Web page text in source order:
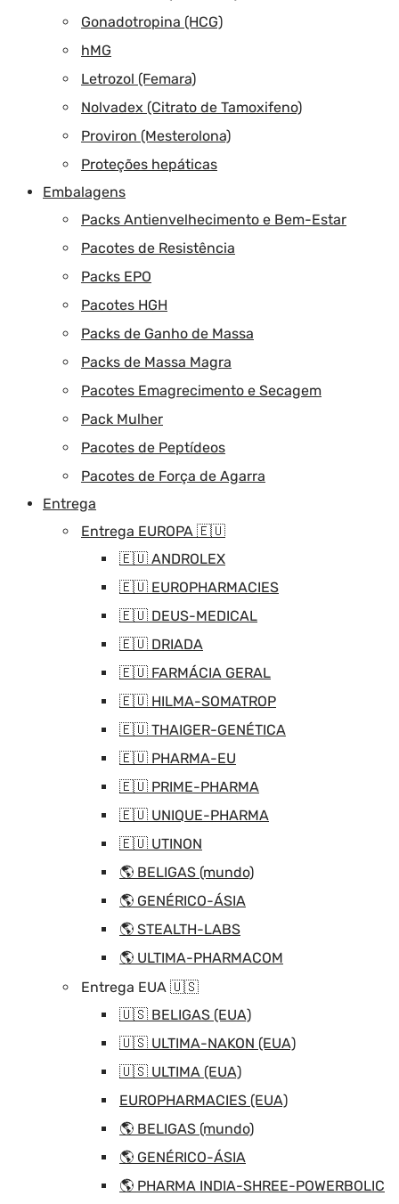
Gonadotropina (HCG)
hMG
Letrozol (Femara)
Nolvadex (Citrato de Tamoxifeno)
Proviron (Mesterolona)
Proteções hepáticas
Embalagens
Packs Antienvelhecimento e Bem-Estar
Pacotes de Resistência
Packs EPO
Pacotes HGH
Packs de Ganho de Massa
Packs de Massa Magra
Pacotes Emagrecimento e Secagem
Pack Mulher
Pacotes de Peptídeos
Pacotes de Força de Agarra
Entrega
Entrega EUROPA 🇪🇺
🇪🇺 ANDROLEX
🇪🇺 EUROPHARMACIES
🇪🇺 DEUS-MEDICAL
🇪🇺 DRIADA
🇪🇺 FARMÁCIA GERAL
🇪🇺 HILMA-SOMATROP
🇪🇺 THAIGER-GENÉTICA
🇪🇺 PHARMA-EU
🇪🇺 PRIME-PHARMA
🇪🇺 UNIQUE-PHARMA
🇪🇺 UTINON
🌎 BELIGAS (mundo)
🌎 GENÉRICO-ÁSIA
🌎 STEALTH-LABS
🌎 ULTIMA-PHARMACOM
Entrega EUA 🇺🇸
🇺🇸 BELIGAS (EUA)
🇺🇸 ULTIMA-NAKON (EUA)
🇺🇸 ULTIMA (EUA)
EUROPHARMACIES (EUA)
🌎 BELIGAS (mundo)
🌎 GENÉRICO-ÁSIA
🌎 PHARMA INDIA-SHREE-POWERBOLIC